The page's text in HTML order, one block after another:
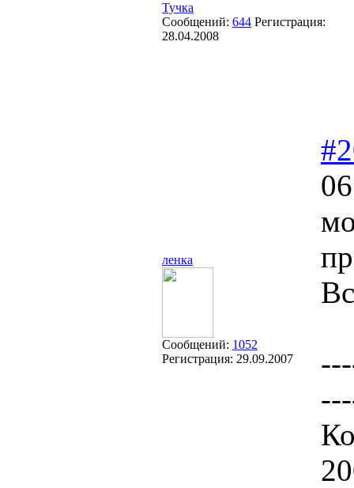
Тучка
Сообщений: 644 Регистрация:
28.04.2008
ленка
Сообщений: 1052
Регистрация: 29.09.2007